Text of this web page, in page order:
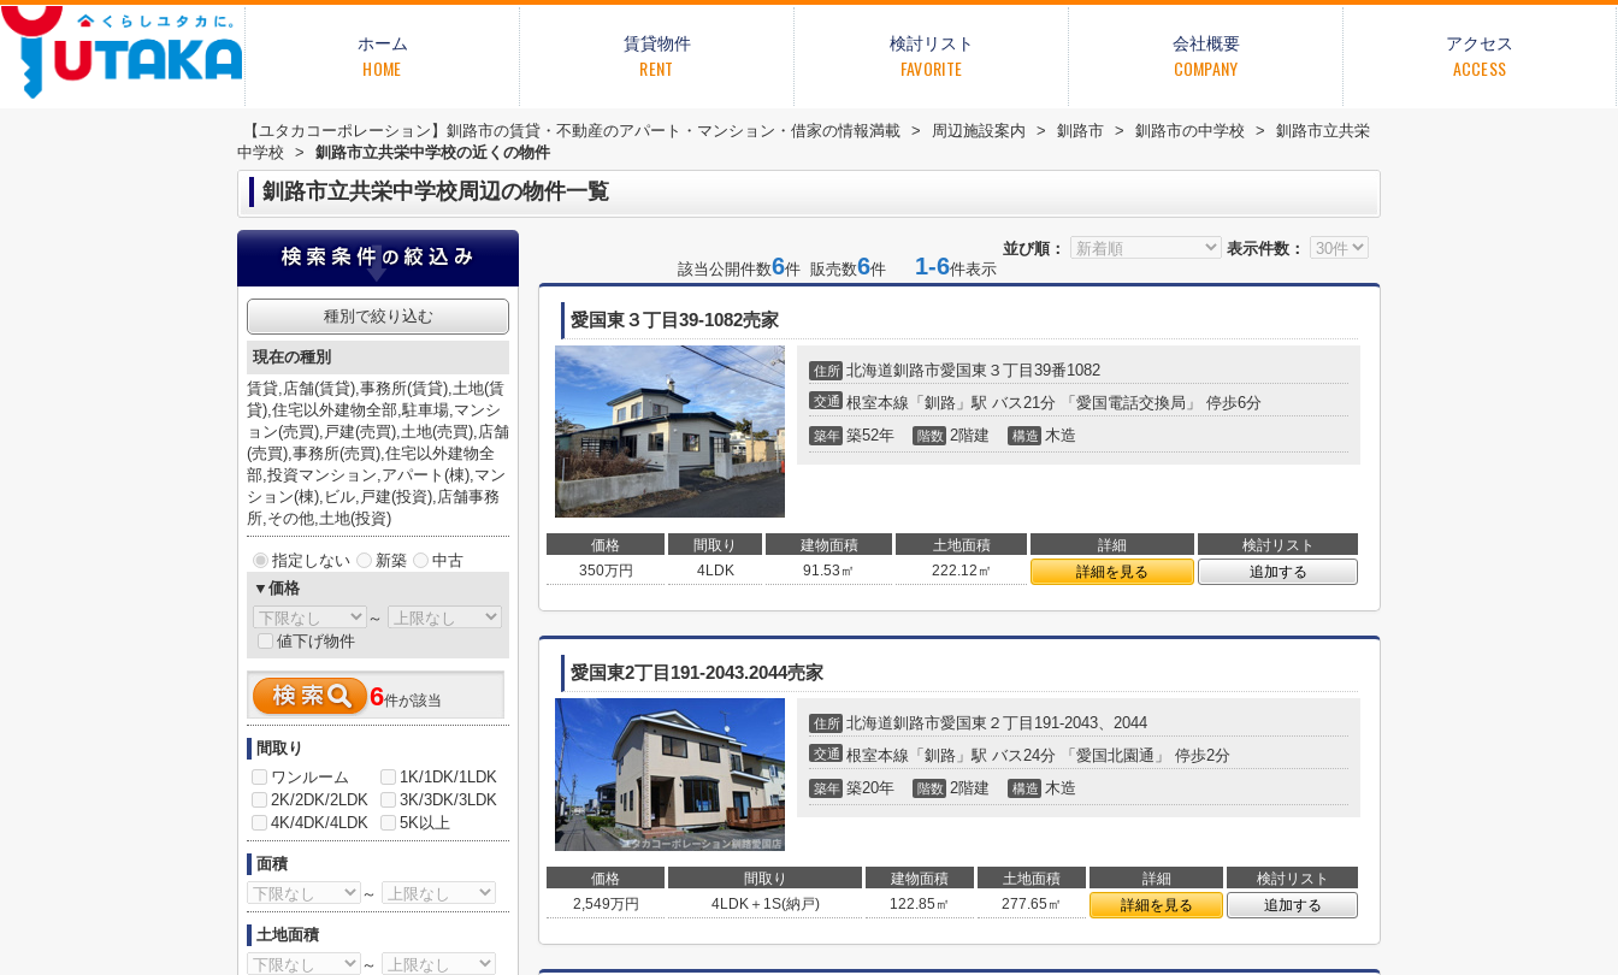
ホーム
HOME
賃貸物件
RENT
検討リスト
FAVORITE
会社概要
COMPANY
アクセス
ACCESS
【ユタカコーポレーション】釧路市の賃貸・不動産のアパート・マンション・借家の情報満載 > 周辺施設案内 > 釧路市 > 釧路市の中学校 >
釧路市立共栄
中学校
> 釧路市立共栄中学校の近くの物件
釧路市立共栄中学校周辺の物件一覧
並び順：
表示件数：
該当公開件数6件 販売数6件 1-6件表示
愛国東３丁目39-1082売家
住所 北海道釧路市愛国東 ３丁目39番1082
交通 根室本線 「 釧路 」駅 バス21分 「愛国電話交換局」 停歩6分
築年 築52年 階数 2階建 構造 木造
価格 間取り 建物面積 土地面積 詳細
検討リスト
350万円 4LDK 91.53㎡ 222.12㎡ 詳細を見る 追加する
愛国東2丁目191-2043.2044売家
住所 北海道釧路市愛国東 ２丁目191-2043、2044
交通 根室本線 「 釧路 」駅 バス24分 「愛国北園通」 停歩2分
築年 築20年 階数 2階建 構造 木造
価格 間取り 建物面積 土地面積 詳細
検討リスト
2,549万円 4LDK＋1S(納戸) 122.85㎡ 277.65㎡ 詳細を見る 追加する
種別で絞り込む
現在の種別
賃貸,店舗(賃貸),事務所(賃貸),土地(賃
貸),住宅以外建物全部,駐車場,マンシ
ョン(売買),戸建(売買),土地(売買),店舗
(売買),事務所(売買),住宅以外建物全
部,投資マンション,アパート(棟),マン
ション(棟),ビル,戸建(投資),店舗事務
所,その他,土地(投資)
指定しない 新築
中古
▼価格
～
値下げ物件
6件が該当
間取り
ワンルーム
1K/1DK/1LDK
2K/2DK/2LDK
3K/3DK/3LDK
4K/4DK/4LDK
5K以上
面積
～
土地面積
～